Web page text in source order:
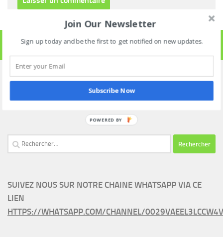
SUIVRE
ARCHIVES
Rechercher :
SUIVEZ NOUS SUR NOTRE CHAINE WHATSAPP VIA CE
LIEN
HTTPS://WHATSAPP.COM/CHANNEL/
Join Our Newsletter
Sign up today and be the first to get notified on new updates.
Subscribe Now
POWERED BY